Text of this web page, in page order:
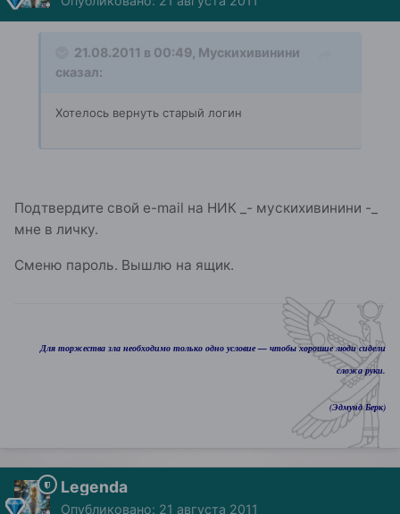
21.08.2011 в 00:49, Мускихивинини
сказал:
Хотелось вернуть старый логин
Подтвердите свой e-mail на НИК _- мускихивинини -_
мне в личку.
Сменю пароль. Вышлю на ящик.
Для торжества зла необходимо только одно условие — чтобы хорошие люди сидели
сложа руки.
(Эдмунд Берк)
Legenda
Опубликовано: 21 августа 2011